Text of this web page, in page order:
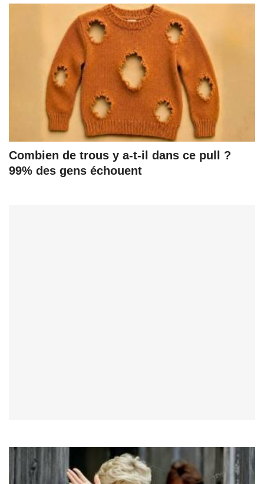
Combien de trous y a-t-il dans ce pull ?
99% des gens échouent